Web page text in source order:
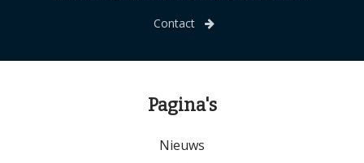
Contact
Pagina's
Nieuws